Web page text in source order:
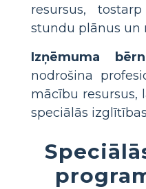
resursus,
stundu plānus un
Izņēmuma
nodrošina
mācību resursus,
speciālās